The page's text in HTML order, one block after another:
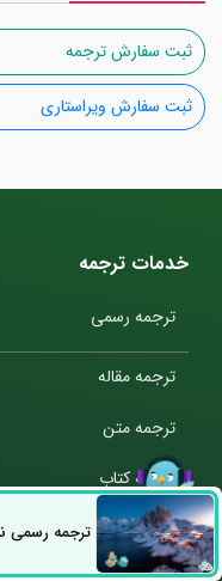
ثبت سفارش ترجمه
ثبت سفارش ویراستاری
خدمات ترجمه
ترجمه رسمی
ترجمه مقاله
ترجمه متن
ترجمه کتاب
ترجمه همزمانترجمه رسمیراه های ارتباطی